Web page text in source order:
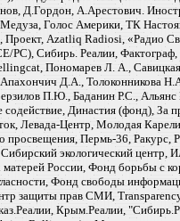
Д.Гордон, А.Арестович.
Голос Америки, ТК
Проект, Azatliq Radiosi, «Радио
PC), Сибирь. Реалии, Фактограф,
Пономарев Л. А.,
Д.А., Толоконникова
П.Ю., Баданин Р.С., Альянс
содействие, Династия (фонд), За
Левада-Центр, Молодая
просвещения, Пермь-36, Ракурс,
экологический центр,
матерей России, Фонд борьбы с
Фонд свободы
защиты прав СМИ,
Крым.Реалии,